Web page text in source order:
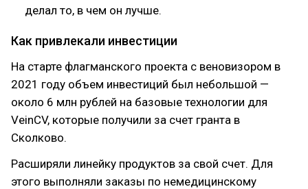
делал то, в чем он лучше.
Как привлекали инвестиции
На старте флагманского проекта с веновизором в
2021 году объем инвестиций был небольшой —
около 6 млн рублей на базовые технологии для
VeinCV, которые получили за счет гранта в
Сколково.
Расширяли линейку продуктов за свой счет. Для
этого выполняли заказы по немедицинскому